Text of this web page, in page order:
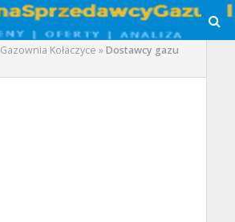
Gazownia Kołaczyce »Dostawcy gazu